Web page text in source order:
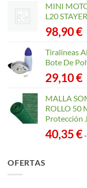
MINI
L20 STAYER
98,90€
Tiralineas
Bote De
29,10€
MALLA
ROLLO 50
Protección
40,35€-
OFERTAS